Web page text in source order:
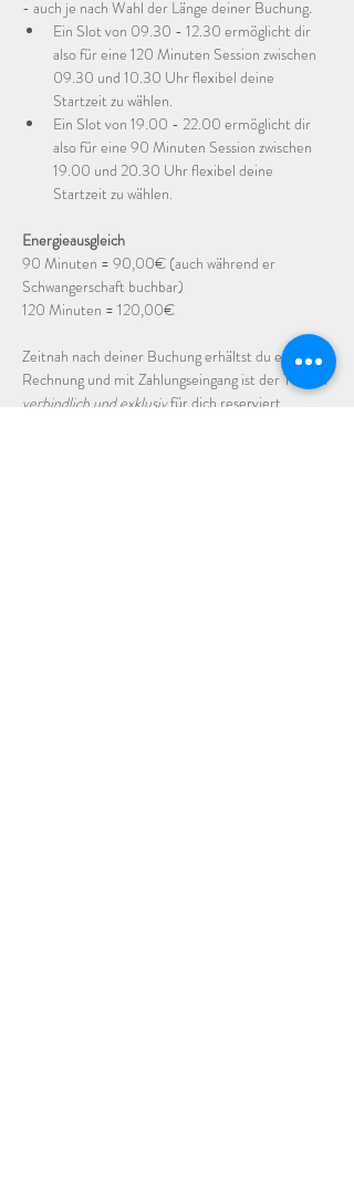
- auch je nach Wahl der Länge deiner Buchung.
Ein Slot von 09.30 - 12.30 ermöglicht dir
also für eine 120 Minuten Session zwischen
09.30 und 10.30 Uhr flexibel deine
Startzeit zu wählen.
Ein Slot von 19.00 - 22.00 ermöglicht dir
also für eine 90 Minuten Session zwischen
19.00 und 20.30 Uhr flexibel deine
Startzeit zu wählen.
Energieausgleich
90 Minuten = 90,00€ (auch während er
Schwangerschaft buchbar)
120 Minuten = 120,00€
Zeitnah nach deiner Buchung erhältst du eine
Rechnung und mit Zahlungseingang ist der Termin
verbindlich und exklusiv für dich reserviert.